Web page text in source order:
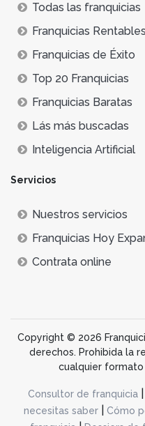
Todas las franquicias
Franquicias Rentables
Franquicias de Éxito
Top 20 Franquicias
Franquicias Baratas
Lás más buscadas
Inteligencia Artificial
Servicios
Nuestros servicios
Franquicias Hoy
Contrata online
Copyright © 2026
derechos. Prohibida la
cualquier formato
Consultor de franquicia
necesitas saber
Cómo